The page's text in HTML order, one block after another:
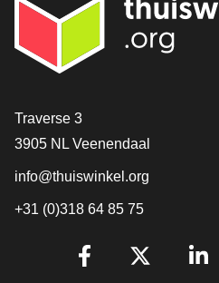
[_General:Contact]
Traverse 3
3905 NL Veenendaal
info@thuiswinkel.org
+31 (0)318 64 85 75
[_General:SocialMediaTitle]